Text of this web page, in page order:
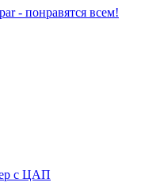
- понравятся всем!